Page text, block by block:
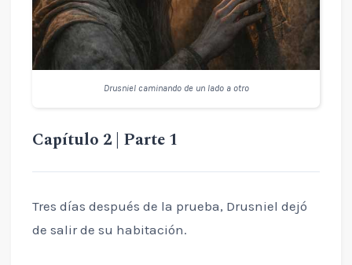
Drusniel caminando de un lado a otro
Capítulo 2 | Parte 1
Tres días después de la prueba, Drusniel dejó
de salir de su habitación.